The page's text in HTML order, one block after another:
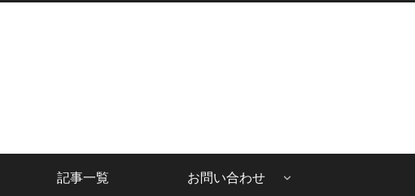
記事一覧 お問い合わせ